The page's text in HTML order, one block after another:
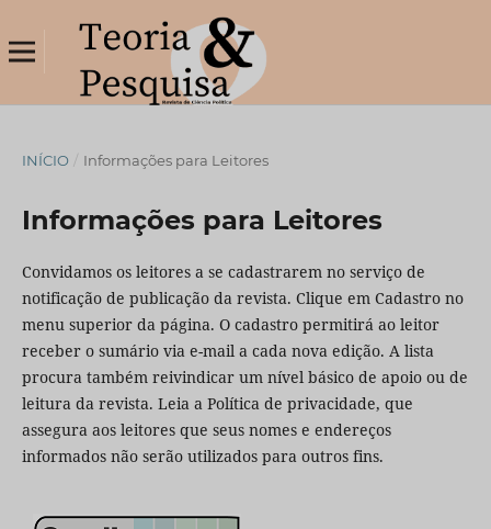
INÍCIO / Informações para Leitores
Informações para Leitores
Convidamos os leitores a se cadastrarem no serviço de
notificação de publicação da revista. Clique em Cadastro no
menu superior da página. O cadastro permitirá ao leitor
receber o sumário via e-mail a cada nova edição. A lista
procura também reivindicar um nível básico de apoio ou de
leitura da revista. Leia a Política de privacidade, que
assegura aos leitores que seus nomes e endereços
informados não serão utilizados para outros fins.